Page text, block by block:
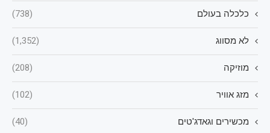
כלכלה בעולם (738)
לא מסווג (1,352)
מוזיקה (208)
מזג אוויר (102)
מכשירים וגאדג'טים (40)